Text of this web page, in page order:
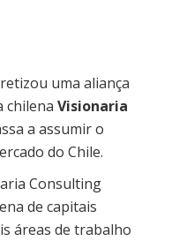
uma aliança
chilena Visionaria
a assumir o
do Chile.
Consulting
de capitais
áreas de trabalho